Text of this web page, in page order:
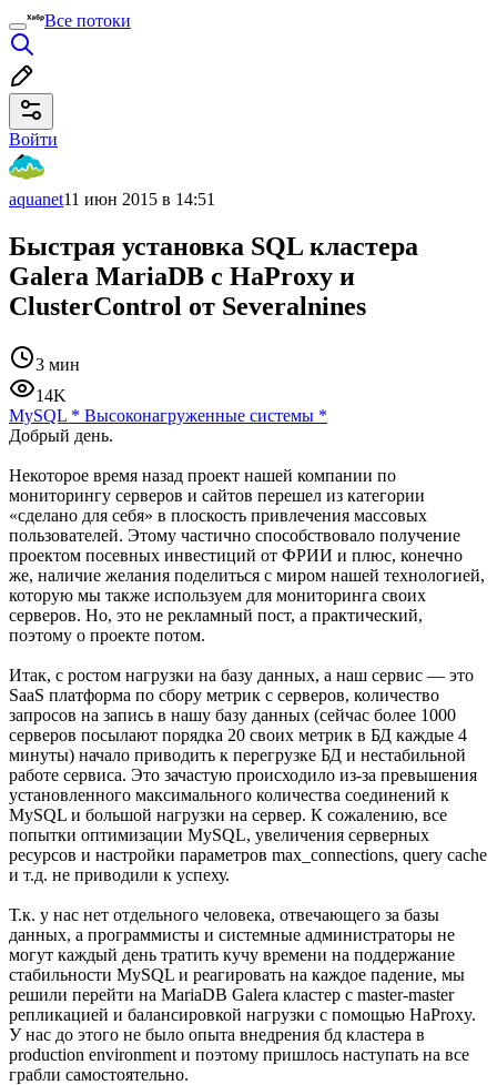
Все потоки
Войти
aquanet11 июн 2015 в 14:51
Быстрая установка SQL кластера
Galera MariaDB c HaProxy и
ClusterControl от Severalnines
3 мин
14K
MySQL * Высоконагруженные системы *
Добрый день.
Некоторое время назад проект нашей компании по
мониторингу серверов и сайтов перешел из категории
«сделано для себя» в плоскость привлечения массовых
пользователей. Этому частично способствовало получение
проектом посевных инвестиций от ФРИИ и плюс, конечно
же, наличие желания поделиться с миром нашей технологией,
которую мы также используем для мониторинга своих
серверов. Но, это не рекламный пост, а практический,
поэтому о проекте потом.
Итак, с ростом нагрузки на базу данных, а наш сервис — это
SaaS платформа по сбору метрик с серверов, количество
запросов на запись в нашу базу данных (сейчас более 1000
серверов посылают порядка 20 своих метрик в БД каждые 4
минуты) начало приводить к перегрузке БД и нестабильной
работе сервиса. Это зачастую происходило из-за превышения
установленного максимального количества соединений к
MySQL и большой нагрузки на сервер. К сожалению, все
попытки оптимизации MySQL, увеличения серверных
ресурсов и настройки параметров max_connections, query cache
и т.д. не приводили к успеху.
Т.к. у нас нет отдельного человека, отвечающего за базы
данных, а программисты и системные администраторы не
могут каждый день тратить кучу времени на поддержание
стабильности MySQL и реагировать на каждое падение, мы
решили перейти на MariaDB Galera кластер с master-master
репликацией и балансировкой нагрузки с помощью HaProxy.
У нас до этого не было опыта внедрения бд кластера в
production environment и поэтому пришлось наступать на все
грабли самостоятельно.